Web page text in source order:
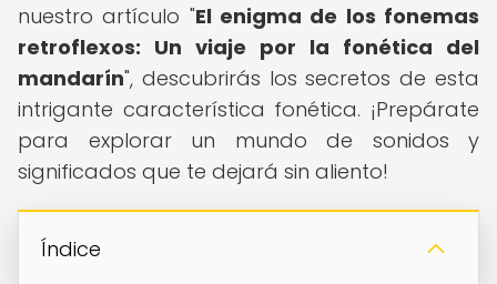
nuestro artículo "El enigma de los fonemas
retroflexos: Un viaje por la fonética del
mandarín", descubrirás los secretos de esta
intrigante característica fonética. ¡Prepárate
para explorar un mundo de sonidos y
significados que te dejará sin aliento!
Índice